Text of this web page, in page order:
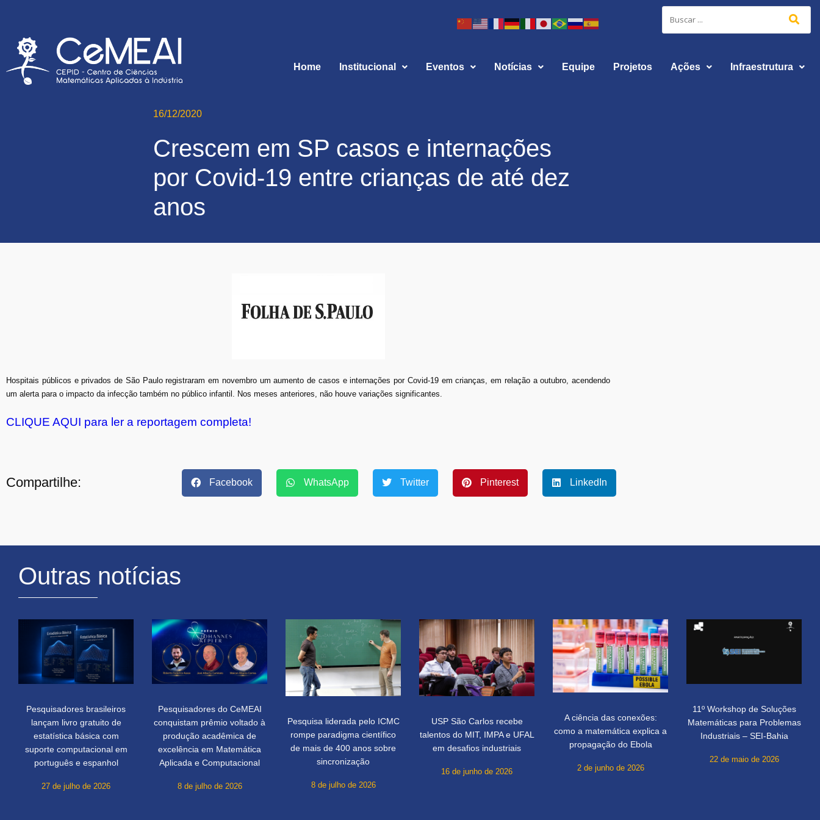
Home Institucional Eventos Notícias Equipe Projetos Ações Infraestrutura
16/12/2020
Crescem em SP casos e internações
por Covid-19 entre crianças de até dez
anos
Hospitais públicos e privados de São Paulo registraram em novembro um aumento de casos e internações por Covid-19 em crianças, em relação a outubro, acendendo
um alerta para o impacto da infecção também no público infantil. Nos meses anteriores, não houve variações significantes.
CLIQUE AQUI para ler a reportagem completa!
Compartilhe: Facebook WhatsApp Twitter Pinterest LinkedIn
Outras notícias
Pesquisadores brasileiros
lançam livro gratuito de
estatística básica com
suporte computacional em
português e espanhol
27 de julho de 2026
Pesquisadores do CeMEAI
conquistam prêmio voltado à
produção acadêmica de
excelência em Matemática
Aplicada e Computacional
8 de julho de 2026
Pesquisa liderada pelo ICMC
rompe paradigma científico
de mais de 400 anos sobre
sincronização
8 de julho de 2026
USP São Carlos recebe
talentos do MIT, IMPA e UFAL
em desafios industriais
16 de junho de 2026
A ciência das conexões:
como a matemática explica a
propagação do Ebola
2 de junho de 2026
11º Workshop de Soluções
Matemáticas para Problemas
Industriais – SEI-Bahia
22 de maio de 2026